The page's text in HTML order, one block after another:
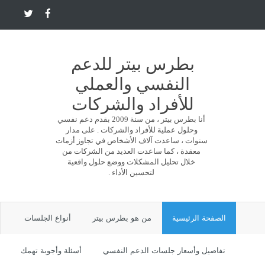
بطرس بيتر للدعم
النفسي والعملي
للأفراد والشركات
أنا بطرس بيتر ، من سنة 2009 بقدم دعم نفسي
وحلول عملية للأفراد والشركات . على مدار
سنوات ، ساعدت آلاف الأشخاص في تجاوز أزمات
معقدة ، كما ساعدت العديد من الشركات من
خلال تحليل المشكلات ووضع حلول واقعية
لتحسين الأداء .
الصفحة الرئيسية من هو بطرس بيتر أنواع الجلسات
تفاصيل وأسعار جلسات الدعم النفسي أسئلة وأجوبة تهمك